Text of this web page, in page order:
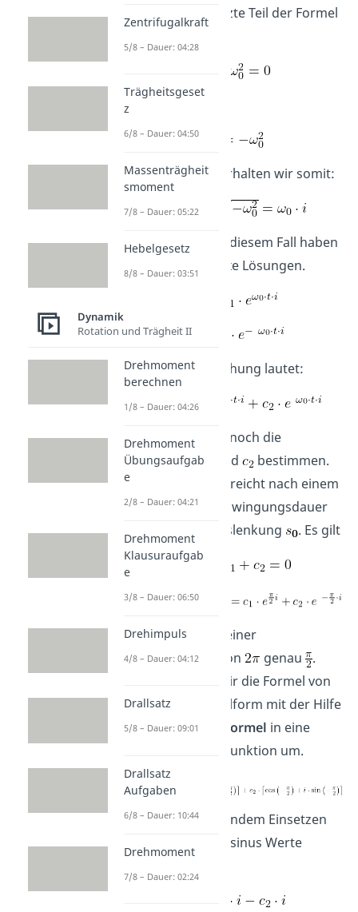
Klammern gesetzte Teil der Formel
Das bedeutet:
Für die Lösung erhalten wir somit:
Das bedeutet, in diesem Fall haben
wir zwei komplexe Lösungen.
Die Lösungsgleichung lautet:
Nun müssen wir noch die
Konstanten
und
bestimmen.
Der
erreicht nach einem
Viertel seiner Schwingungsdauer
die maximale Auslenkung
. Es gilt
entspricht bei einer
Periodenlänge von
genau
.
Nun schreiben wir die Formel von
einer Exponentialform mit der Hilfe
desEulerschen Formel in eine
Sinus- /Cosinus Funktion um.
Nach entsprechendem Einsetzen
der Sinus und Cosinus Werte
Zentrifugalkraft
5/8 – Dauer: 04:28
Trägheitsgeset
z
6/8 – Dauer: 04:50
Massenträgheit
smoment
7/8 – Dauer: 05:22
Hebelgesetz
8/8 – Dauer: 03:51
Dynamik
Rotation und Trägheit II
Drehmoment
berechnen
1/8 – Dauer: 04:26
Drehmoment
Übungsaufgab
e
2/8 – Dauer: 04:21
Drehmoment
Klausuraufgab
e
3/8 – Dauer: 06:50
Drehimpuls
4/8 – Dauer: 04:12
Drallsatz
5/8 – Dauer: 09:01
Drallsatz
Aufgaben
6/8 – Dauer: 10:44
Drehmoment
7/8 – Dauer: 02:24